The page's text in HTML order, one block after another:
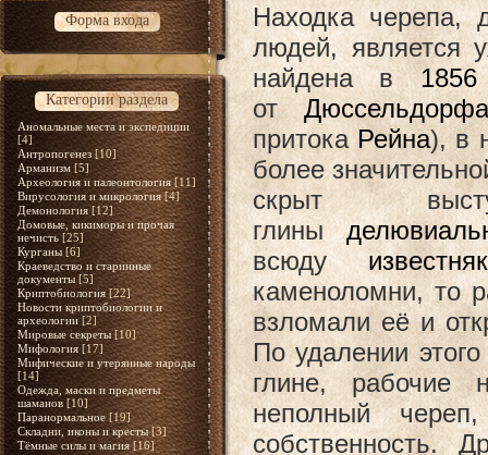
Форма входа
Категории раздела
Аномальные места и экспедиции
[4]
Антропогенез [10]
Арманизм [5]
Археология и палеонтология [11]
Вирусология и микрология [4]
Демонология [12]
Домовые, кикиморы и прочая
нечисть [25]
Курганы [6]
Краеведство и старинные
документы [5]
Криптобиология [22]
Новости криптобиологии и
археологии [2]
Мировые секреты [10]
Мифология [17]
Мифические и утерянные народы
[14]
Одежда, маски и предметы
шаманов [10]
Паранормальное [19]
Складни, иконы и кресты [3]
Тёмные силы и магия [16]
Находка черепа,
людей, является
найдена в
от Дюссельдорфа
притокаРейна), в
более
скрыт
глины
всюду
каменоломни, то
взломали её и
По удалении
глине, рабочие
неполный
собственность.